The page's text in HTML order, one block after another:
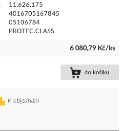
11.626.175
4016705167845
05106784
PROTEC.CLASS
6 080,79 Kč/ks
do košíku
K objednání